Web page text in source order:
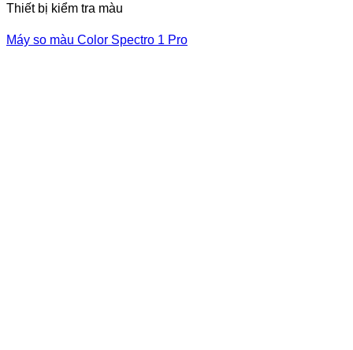
Thiết bị kiểm tra màu
Máy so màu Color Spectro 1 Pro